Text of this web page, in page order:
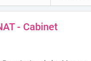
- Cabinet